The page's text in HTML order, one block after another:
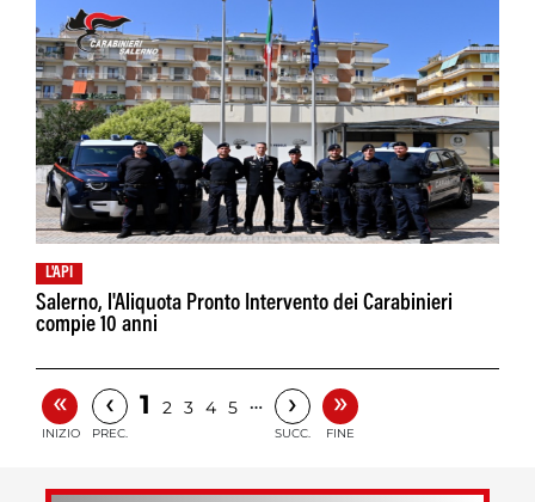
L'API
Salerno, l'Aliquota Pronto Intervento dei Carabinieri
compie 10 anni
«
INIZIO
‹
PREC.
1 2 3 4 5 … ›
SUCC.
»
FINE